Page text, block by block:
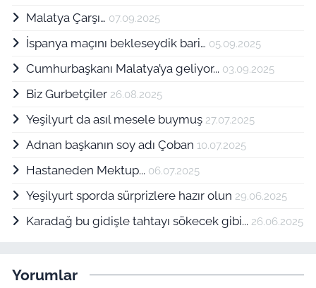
Malatya Çarşı… 07.09.2025
İspanya maçını bekleseydik bari… 05.09.2025
Cumhurbaşkanı Malatya’ya geliyor... 03.09.2025
Biz Gurbetçiler 26.08.2025
Yeşilyurt da asıl mesele buymuş 27.07.2025
Adnan başkanın soy adı Çoban 10.07.2025
Hastaneden Mektup... 06.07.2025
Yeşilyurt sporda sürprizlere hazır olun 29.06.2025
Karadağ bu gidişle tahtayı sökecek gibi... 26.06.2025
Yorumlar